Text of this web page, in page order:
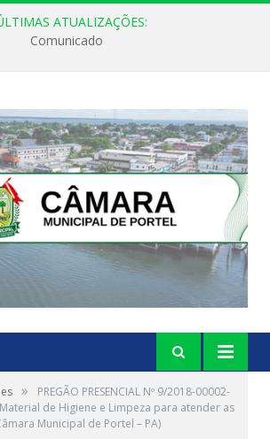
ATUALIZAÇÕES:
Comunicado
»
PREGÃO PRESENCIAL Nº 9/2018-00002-
de Higiene e Limpeza para atender as
Municipal de Portel – PA)